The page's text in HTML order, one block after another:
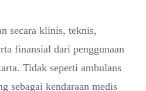
secara klinis, teknis,
finansial dari penggunaan
Tidak seperti ambulans
sebagai kendaraan medis